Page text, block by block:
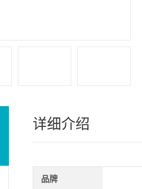
详细介绍
品牌